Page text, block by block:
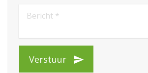
Verstuur